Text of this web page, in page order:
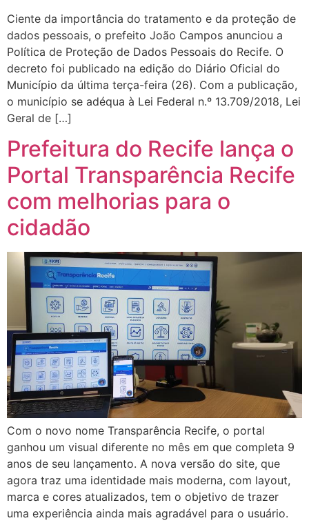
Ciente da importância do tratamento e da proteção de
dados pessoais, o prefeito João Campos anunciou a
Política de Proteção de Dados Pessoais do Recife. O
decreto foi publicado na edição do Diário Oficial do
Município da última terça-feira (26). Com a publicação,
o município se adéqua à Lei Federal n.º 13.709/2018, Lei
Geral de […]
Prefeitura do Recife lança o
Portal Transparência Recife
com melhorias para o
cidadão
Com o novo nome Transparência Recife, o portal
ganhou um visual diferente no mês em que completa 9
anos de seu lançamento. A nova versão do site, que
agora traz uma identidade mais moderna, com layout,
marca e cores atualizados, tem o objetivo de trazer
uma experiência ainda mais agradável para o usuário.